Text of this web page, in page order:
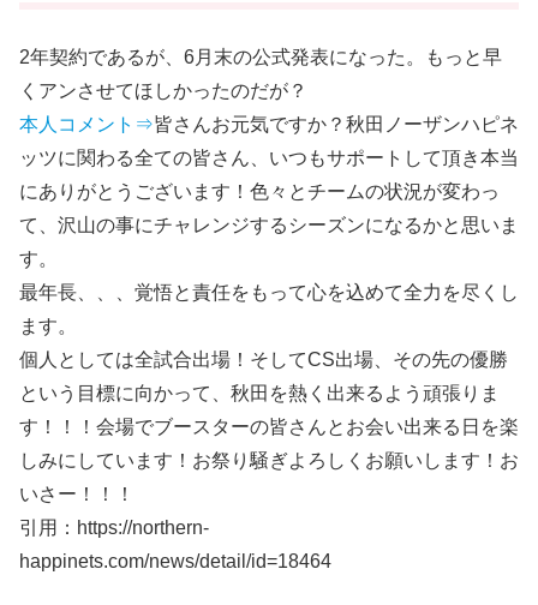
2年契約であるが、6月末の公式発表になった。もっと早
くアンさせてほしかったのだが？
本人コメント⇒皆さんお元気ですか？秋田ノーザンハピネ
ッツに関わる全ての皆さん、いつもサポートして頂き本当
にありがとうございます！色々とチームの状況が変わっ
て、沢山の事にチャレンジするシーズンになるかと思いま
す。
最年長、、、覚悟と責任をもって心を込めて全力を尽くし
ます。
個人としては全試合出場！そしてCS出場、その先の優勝
という目標に向かって、秋田を熱く出来るよう頑張りま
す！！！会場でブースターの皆さんとお会い出来る日を楽
しみにしています！お祭り騒ぎよろしくお願いします！お
いさー！！！
引用：https://northern-
happinets.com/news/detail/id=18464